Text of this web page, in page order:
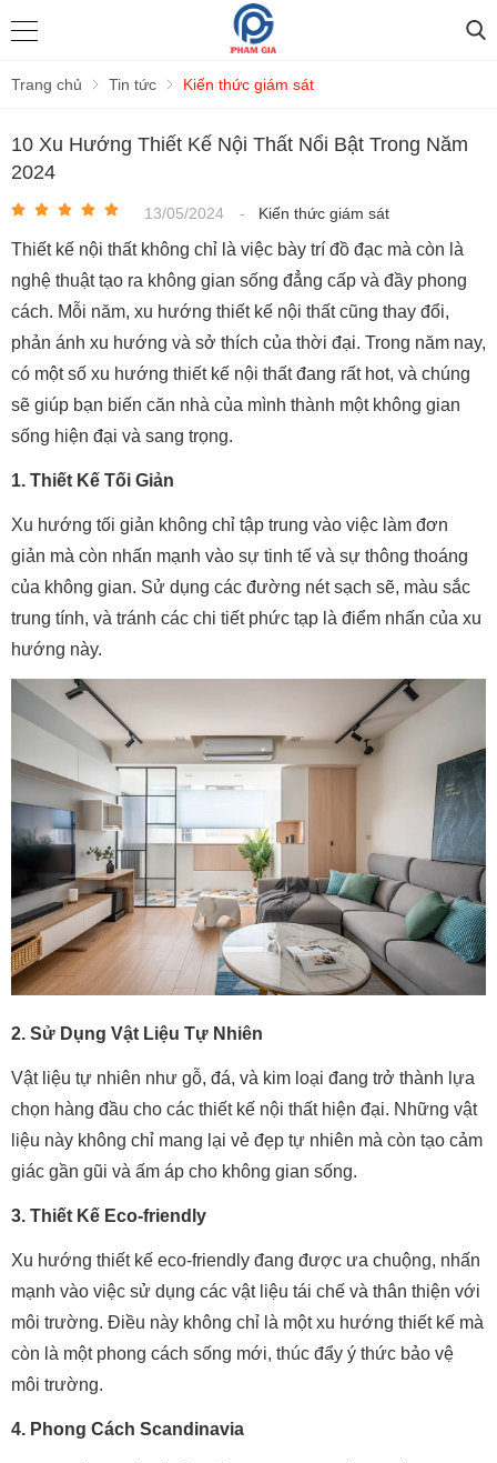
Trang chủ Tin tức Kiến thức giám sát
10 Xu Hướng Thiết Kế Nội Thất Nổi Bật Trong Năm
2024
13/05/2024 - Kiến thức giám sát
Thiết kế nội thất không chỉ là việc bày trí đồ đạc mà còn là
nghệ thuật tạo ra không gian sống đẳng cấp và đầy phong
cách. Mỗi năm, xu hướng thiết kế nội thất cũng thay đổi,
phản ánh xu hướng và sở thích của thời đại. Trong năm nay,
có một số xu hướng thiết kế nội thất đang rất hot, và chúng
sẽ giúp bạn biến căn nhà của mình thành một không gian
sống hiện đại và sang trọng.
1. Thiết Kế Tối Giản
Xu hướng tối giản không chỉ tập trung vào việc làm đơn
giản mà còn nhấn mạnh vào sự tinh tế và sự thông thoáng
của không gian. Sử dụng các đường nét sạch sẽ, màu sắc
trung tính, và tránh các chi tiết phức tạp là điểm nhấn của xu
hướng này.
2. Sử Dụng Vật Liệu Tự Nhiên
Vật liệu tự nhiên như gỗ, đá, và kim loại đang trở thành lựa
chọn hàng đầu cho các thiết kế nội thất hiện đại. Những vật
liệu này không chỉ mang lại vẻ đẹp tự nhiên mà còn tạo cảm
giác gần gũi và ấm áp cho không gian sống.
3. Thiết Kế Eco-friendly
Xu hướng thiết kế eco-friendly đang được ưa chuộng, nhấn
mạnh vào việc sử dụng các vật liệu tái chế và thân thiện với
môi trường. Điều này không chỉ là một xu hướng thiết kế mà
còn là một phong cách sống mới, thúc đẩy ý thức bảo vệ
môi trường.
4. Phong Cách Scandinavia